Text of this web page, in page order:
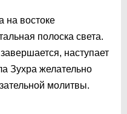
на востоке
полоска света.
наступает
Зухра желательно
молитвы.